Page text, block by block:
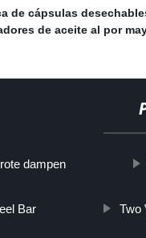
de cápsulas
de aceite al por
dampen
Bar Two